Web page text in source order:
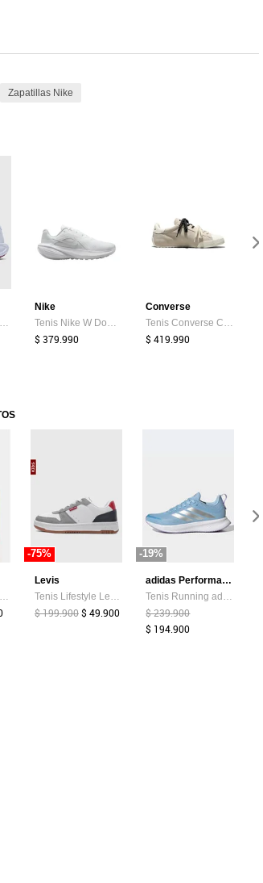
Zapatillas Nike
8 Blanco
Nike
$ 379.990
Converse
$ 419.990
-75%
Levis
$ 199.900$ 49.900
-19%
adidas Performance
$ 239.900
$ 194.900